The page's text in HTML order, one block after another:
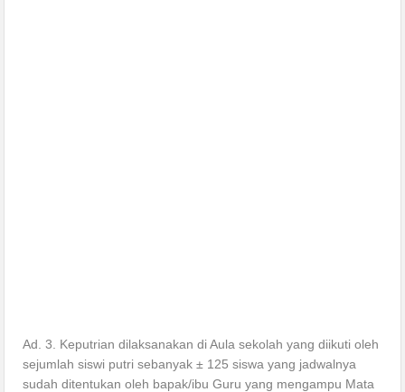
Ad. 3. Keputrian dilaksanakan di Aula sekolah yang diikuti oleh
sejumlah siswi putri sebanyak ± 125 siswa yang jadwalnya
sudah ditentukan oleh bapak/ibu Guru yang mengampu Mata